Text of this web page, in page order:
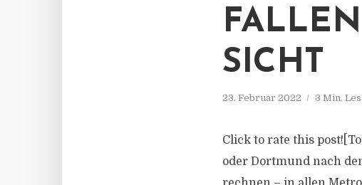
SICHT
23. Februar 2022 3 Min.
Click to rate this
oder Dortmund nach